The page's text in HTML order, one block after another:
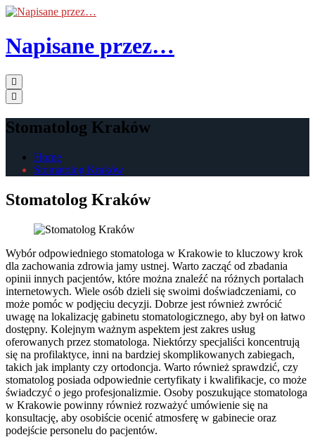
Skip
the
content
Napisane przez…
Primary
Menu
Stomatolog Kraków
Home
Stomatolog Kraków
Stomatolog Kraków
Wybór odpowiedniego stomatologa w Krakowie to kluczowy krok
dla zachowania zdrowia jamy ustnej. Warto zacząć od zbadania
opinii innych pacjentów, które można znaleźć na różnych portalach
internetowych. Wiele osób dzieli się swoimi doświadczeniami, co
może pomóc w podjęciu decyzji. Dobrze jest również zwrócić
uwagę na lokalizację gabinetu stomatologicznego, aby był on łatwo
dostępny. Kolejnym ważnym aspektem jest zakres usług
oferowanych przez stomatologa. Niektórzy specjaliści koncentrują
się na profilaktyce, inni na bardziej skomplikowanych zabiegach,
takich jak implanty czy ortodoncja. Warto również sprawdzić, czy
stomatolog posiada odpowiednie certyfikaty i kwalifikacje, co może
świadczyć o jego profesjonalizmie. Osoby poszukujące stomatologa
w Krakowie powinny również rozważyć umówienie się na
konsultację, aby osobiście ocenić atmosferę w gabinecie oraz
podejście personelu do pacjentów.